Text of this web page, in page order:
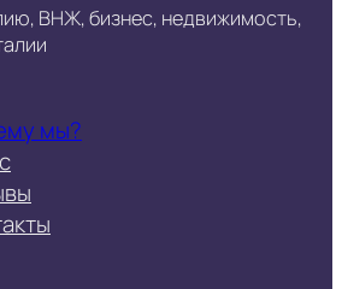
ВНЖ, бизнес, недвижимость,
мы?